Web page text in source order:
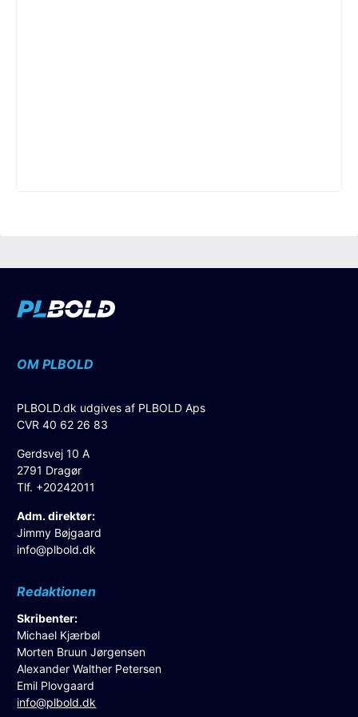
OM PLBOLD
PLBOLD.dk udgives af PLBOLD Aps
CVR 40 62 26 83
Gerdsvej 10 A
2791 Dragør
Tlf. +20242011
Adm. direktør:
Jimmy Bøjgaard
info@plbold.dk
Redaktionen
Skribenter:
Michael Kjærbøl
Morten Bruun Jørgensen
Alexander Walther Petersen
Emil Plovgaard
info@plbold.dk